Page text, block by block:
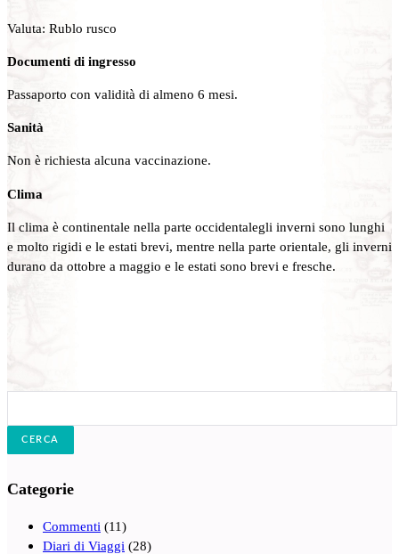
Valuta: Rublo rusco
Documenti di ingresso
Passaporto con validità di almeno 6 mesi.
Sanità
Non è richiesta alcuna vaccinazione.
Clima
Il clima è continentale nella parte occidentalegli inverni sono lunghi
e molto rigidi e le estati brevi, mentre nella parte orientale, gli inverni
durano da ottobre a maggio e le estati sono brevi e fresche.
Categorie
Commenti (11)
Diari di Viaggi (28)